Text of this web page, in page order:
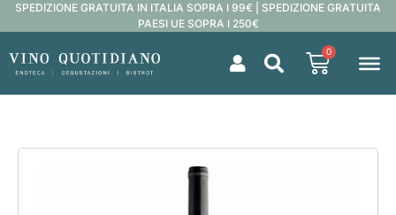
SPEDIZIONE GRATUITA IN ITALIA SOPRA I 99€ | SPEDIZIONE GRATUITA
PAESI UE SOPRA I 250€
0